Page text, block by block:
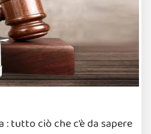
: tutto ciò che c’è da sapere